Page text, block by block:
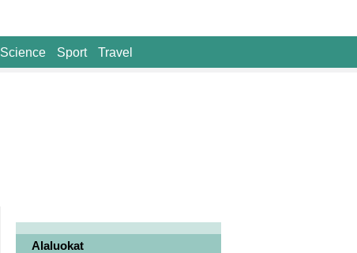
Science Sport Travel
Alaluokat